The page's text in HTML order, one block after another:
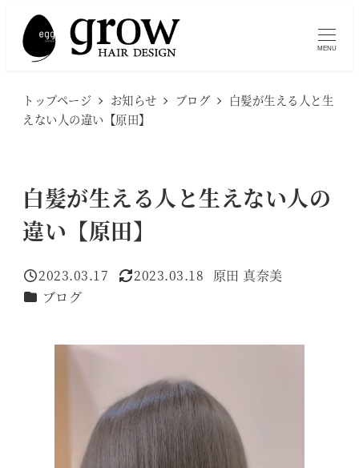
MENU
トップページ お知らせ ブログ
白髪が生える人と生
えない人の違い【原田】
白髪が生える人と生えない人の
違い【原田】
投稿日
2023.03.17
更新日
2023.03.18
著
原田 真奈美
カテゴリー
ブログ